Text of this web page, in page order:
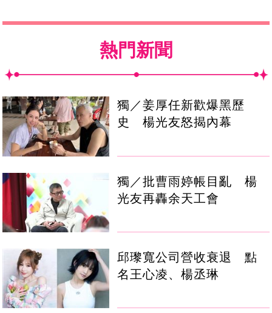
熱門新聞
獨／姜厚任新歡爆黑歷
史 楊光友怒揭內幕
獨／批曹雨婷帳目亂 楊
光友再轟余天工會
邱瓈寬公司營收衰退 點
名王心凌、楊丞琳